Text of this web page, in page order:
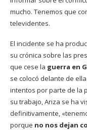
mucho. Tenemos que
televidentes.
El incidente se ha
su crónica sobre las
que cese la guerra en
se colocó delante de
intentos por parte de la
su trabajo, Ariza se ha
definitivamente,
porque no nos dejan